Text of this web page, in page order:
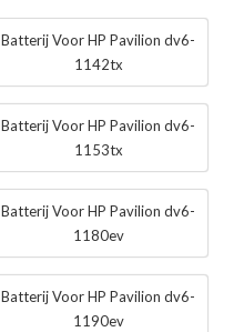
Batterij Voor HP Pavilion dv6-
1142tx
Batterij Voor HP Pavilion dv6-
1153tx
Batterij Voor HP Pavilion dv6-
1180ev
Batterij Voor HP Pavilion dv6-
1190ev